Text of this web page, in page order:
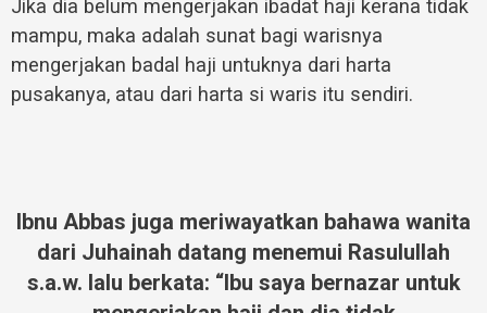
Jika dia belum mengerjakan ibadat haji kerana tidak
mampu, maka adalah sunat bagi warisnya
mengerjakan badal haji untuknya dari harta
pusakanya, atau dari harta si waris itu sendiri.
Ibnu Abbas juga meriwayatkan bahawa wanita
dari Juhainah datang menemui Rasulullah
s.a.w. lalu berkata: “Ibu saya bernazar untuk